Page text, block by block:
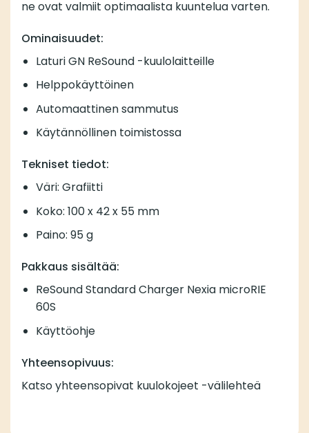
ne ovat valmiit optimaalista kuuntelua varten.
Ominaisuudet:
Laturi GN ReSound -kuulolaitteille
Helppokäyttöinen
Automaattinen sammutus
Käytännöllinen toimistossa
Tekniset tiedot:
Väri: Grafiitti
Koko: 100 x 42 x 55 mm
Paino: 95 g
Pakkaus sisältää:
ReSound Standard Charger Nexia microRIE
60S
Käyttöohje
Yhteensopivuus:
Katso yhteensopivat kuulokojeet -välilehteä